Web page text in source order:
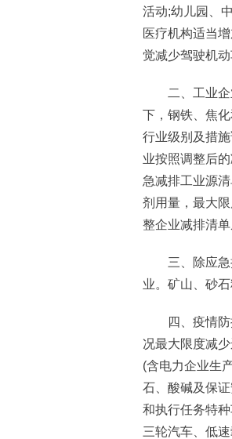
活动;幼儿园、
医疗机构适当
觉减少驾驶机动
二、工业企业
下，钢铁、焦
行业级别及措
业按照调整后
急减排工业源
剂用量，最大
整企业减排清
三、除应急抢
业。矿山、砂
四、疫情防控
况最大限度减
(含电力企业生
石、酸碱及保
和执行任务特
三轮汽车、低